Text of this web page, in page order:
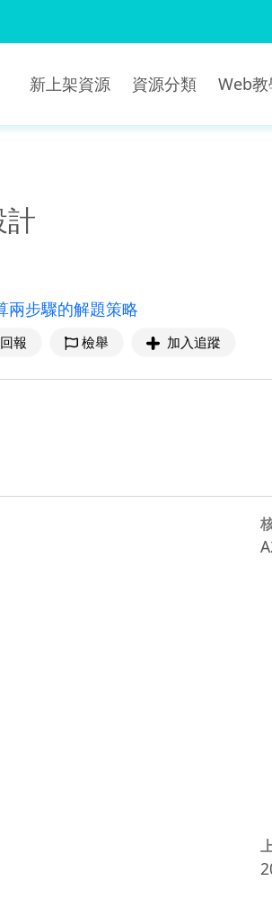
新上架資源 資源分類 Web
計
兩步驟的解題策略
報 檢舉 加入追蹤